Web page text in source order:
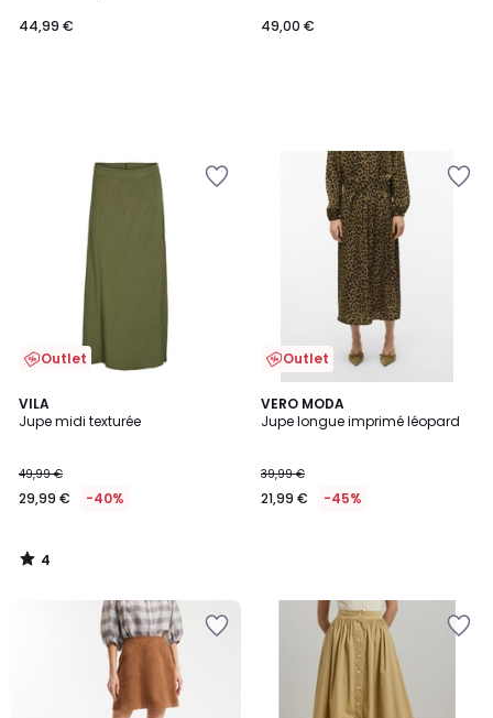
44,99 €
49,00 €
Outlet
VILA
Jupe midi texturée
49,99 €
29,99 € -40%
4
/
4
/
Outlet
VERO MODA
Jupe longue imprimé léopard
39,99 €
21,99 € -45%